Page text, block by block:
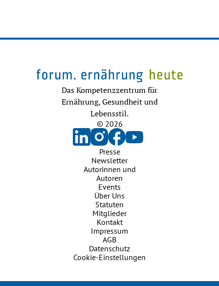
Das Kompetenzzentrum für
Ernährung, Gesundheit und
Lebensstil.
© 2026
Presse
Newsletter
Autorinnen und
Autoren
Events
Über Uns
Statuten
Mitglieder
Kontakt
Impressum
AGB
Datenschutz
Cookie-Einstellungen